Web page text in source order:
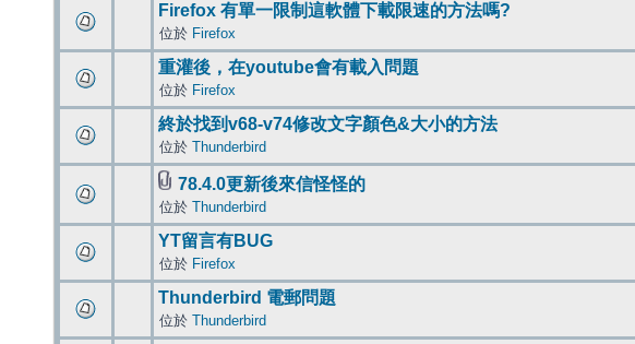
Firefox 有單一限制這軟體下載限速的方法嗎?
位於 Firefox
重灌後，在youtube會有載入問題
位於 Firefox
終於找到v68-v74修改文字顏色&大小的方法
位於 Thunderbird
78.4.0更新後來信怪怪的
位於 Thunderbird
YT留言有BUG
位於 Firefox
Thunderbird 電郵問題
位於 Thunderbird